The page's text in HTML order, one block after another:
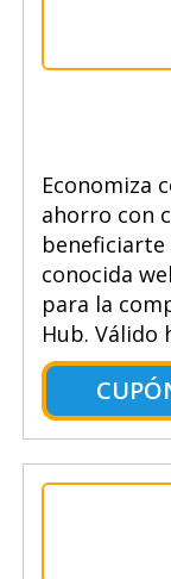
Economiza
ahorro con
beneficiarte
conocida
para la
Hub. Válido